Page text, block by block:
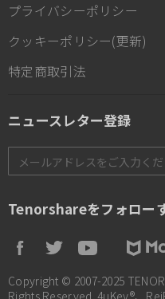
プライバシーポリシー
クッキーポリシー(更新)
特定商取引法
ニュースレター登録
Tenorshareをフォロー
Copyright © 2007-2025
Rights Reserved. 4uKey®、